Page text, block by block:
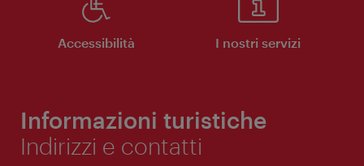
Accessibilità I nostri servizi
Informazioni turistiche
Indirizzi e contatti